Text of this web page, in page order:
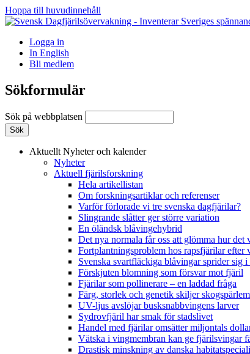
Hoppa till huvudinnehåll
Logga in
In English
Bli medlem
Sökformulär
Sök på webbplatsen
Aktuellt Nyheter och kalender
Nyheter
Aktuell fjärilsforskning
Hela artikellistan
Om forskningsartiklar och referenser
Varför förlorade vi tre svenska dagfjärilar?
Slingrande slåtter ger större variation
En öländsk blåvingehybrid
Det nya normala får oss att glömma hur det
Fortplantningsproblem hos rapsfjärilar efter
Svenska svartfläckiga blåvingar sprider sig
Förskjuten blomning som försvar mot fjäril
Fjärilar som pollinerare – en laddad fråga
Färg, storlek och genetik skiljer
UV-ljus avslöjar busksnabbvingens larver
Sydrovfjäril har smak för stadslivet
Handel med fjärilar omsätter miljontals
Vätska i vingmembran kan ge fjärilsvingar
Drastisk minskning av danska